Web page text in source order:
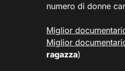
numero di donne
Miglior
Miglior
ragazza)